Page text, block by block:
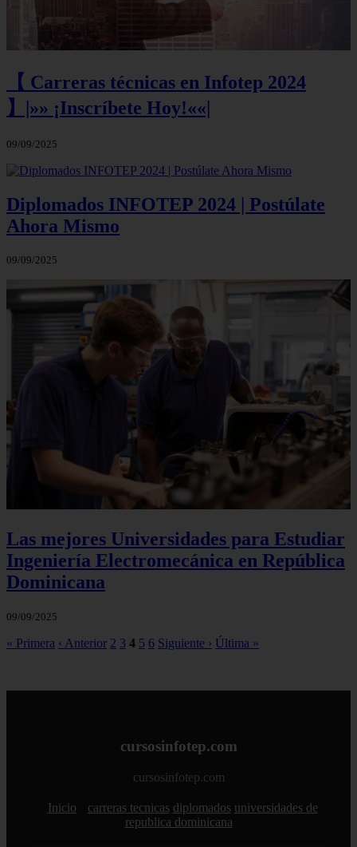
【 Carreras técnicas en Infotep 2024
】|»» ¡Inscríbete Hoy!««|
09/09/2025
Diplomados INFOTEP 2024 | Postúlate
Ahora Mismo
09/09/2025
Las mejores Universidades para Estudiar
Ingeniería Electromecánica en República
Dominicana
09/09/2025
« Primera ‹ Anterior 2 3 4 5 6 Siguiente › Última »
cursosinfotep.com
cursosinfotep.com
Inicio carreras tecnicas diplomados universidades de
republica dominicana